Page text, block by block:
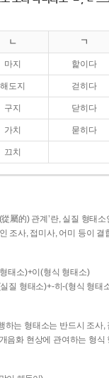
ㄴ ㄱ
마지 핥이다
해도지 걷히다
구지 닫히다
가치 묻히다
끄치
屬的) 관계’란, 실질 형태
조사, 접미사, 어미 등이 결
태소)+이(형식 형태소)
질 형태소)+­-히­-(형식 형태
하는 형태소는 반드시 조사,
음화 현상에 관여하는 형식